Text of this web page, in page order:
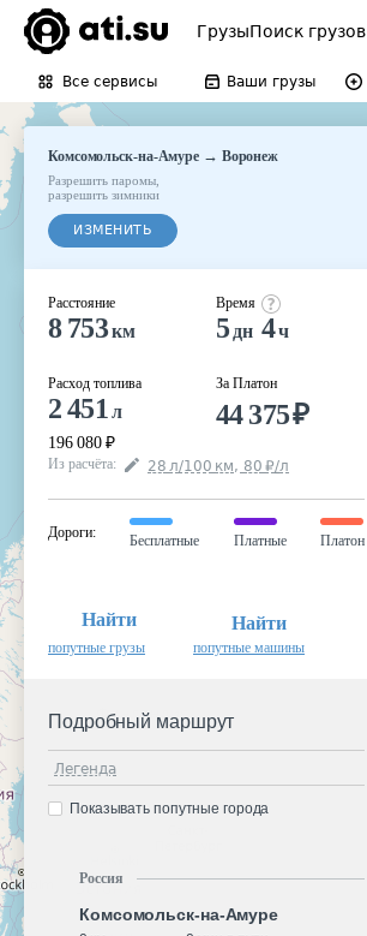
ГрузыПоиск грузов
Все сервисы Ваши грузы
Комсомольск-на-Амуре → Воронеж
Разрешить паромы
разрешить зимники
ИЗМЕНИТЬ
Расстояние
8 753км
Расход топлива
2 451 л
196 080 ₽
Время
5 дн 4ч
За Платон
44 375₽
Из расчёта: 28 л/100 км, 80 ₽/л
Дороги:
Бесплатные Платные Платон
Найти
попутные грузы
Найти
попутные машины
Подробный маршрут
Легенда
Показывать попутные города
Россия
Комсомольск-на-Амуре